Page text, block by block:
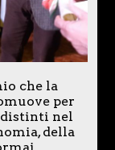
che la
per
distinti nel
della